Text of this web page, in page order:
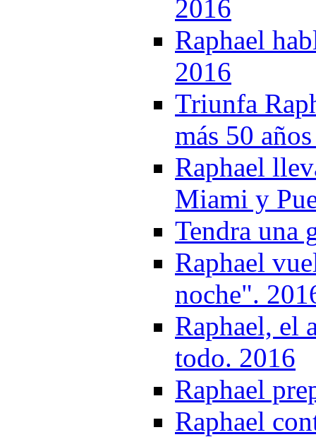
2016
Raphael
2016
Triunfa
más 50
Raphael
Miami y
Tendra una
Raphael
noche".
Raphael, el
todo. 2016
Raphael
Raphael